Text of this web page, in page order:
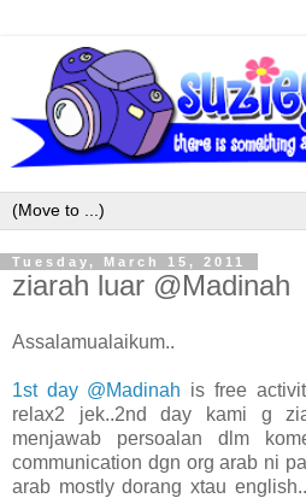
Tuesday, March 15, 2011
ziarah luar @Madinah
Assalamualaikum..
1st day @Madinah is free
relax2 jek..2nd day kami g
menjawab persoalan dlm
communication dgn org arab ni
arab mostly dorang xtau